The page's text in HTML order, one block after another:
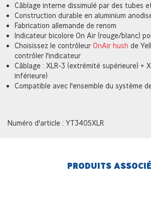
Câblage interne dissimulé par des tubes
Construction durable en aluminium
Fabrication allemande de renom
Indicateur bicolore On Air (rouge/blanc)
Choisissez le contrôleurOnAir hush de
contrôler l'indicateur
Câblage : XLR-3 (extrémité supérieure) +
inférieure)
Compatible avec l'ensemble du système
Numéro d'article : YT3405XLR
PRODUITS